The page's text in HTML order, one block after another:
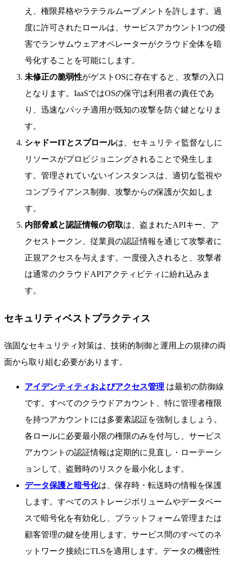
え、権限昇格やラテラルムーブメントを許します。過
度に許可されたロールは、サービスアカウント1つの侵
害でランサムウェアオペレーターがクラウド全体を暗
号化することを可能にします。
未修正の脆弱性がゲストOSに存在すると、攻撃の入口
となります。IaaSではOSの保守は利用者の責任であ
り、迅速なパッチ適用が既知の攻撃を防ぐ鍵となりま
す。
シャドーITとスプロールは、セキュリティ監督なしに
リソースがプロビジョニングされることで発生しま
す。管理されていないインスタンスは、適切な監視や
コンプライアンス制御、攻撃からの保護が欠如しま
す。
内部脅威と認証情報の窃取は、盗まれたAPIキー、ア
クセストークン、従業員の認証情報を通じて攻撃者に
正規アクセスを与えます。一度侵入されると、攻撃者
は通常のクラウドAPIアクティビティに紛れ込みま
す。
セキュリティベストプラクティス
強固なセキュリティ対策は、技術的制御と運用上の規律の両
面から取り組む必要があります。
アイデンティティおよびアクセス管理 は最初の防御線
です。すべてのクラウドアカウント、特に管理者権限
を持つアカウントには多要素認証を強制しましょう。
各ロールに必要最小限の権限のみを付与し、サービス
アカウントの認証情報は定期的に見直し・ローテーシ
ョンして、盗難時のリスクを最小化します。
データ保護と暗号化は、保存時・転送時の情報を保護
します。すべてのストレージボリュームやデータベー
スで暗号化を有効化し、プラットフォーム管理または
顧客管理の鍵を使用します。サービス間のすべてのネ
ットワーク接続にTLSを適用します。データの機密性